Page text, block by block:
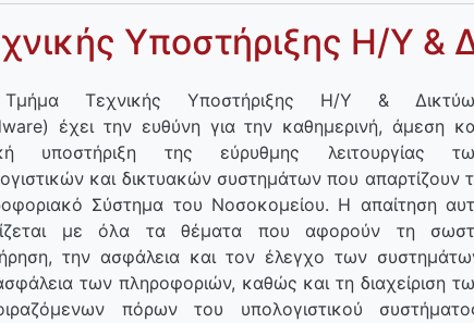
Υποστήριξης Η/Υ &
Τεχνικής Υποστήριξης Η/Υ &
έχει την ευθύνη για την καθημερινή, άμεση
υποστήριξη της εύρυθμης λειτουργίας
και δικτυακών συστημάτων που απαρτίζουν
Σύστημα του Νοσοκομείου. Η απαίτηση
με όλα τα θέματα που αφορούν τη
την ασφάλεια και τον έλεγχο των
των πληροφοριών, καθώς και τη διαχείριση
πόρων του υπολογιστικού